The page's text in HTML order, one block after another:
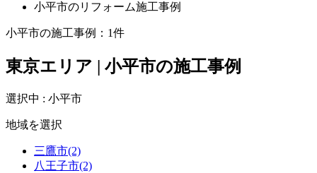
小平市のリフォーム施工事例
小平市の施工事例： 1件
東京エリア | 小平市の施工事例
選択中 : 小平市
地域を選択
三鷹市(2)
八王子市(2)